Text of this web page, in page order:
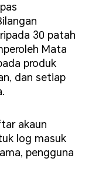
30 patah
Mata
produk
dan setiap
akaun
log masuk
pengguna